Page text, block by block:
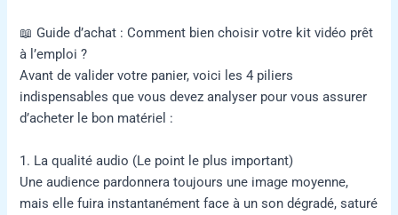
📖 Guide d’achat : Comment bien choisir votre kit vidéo prêt
à l’emploi ?
Avant de valider votre panier, voici les 4 piliers
indispensables que vous devez analyser pour vous assurer
d’acheter le bon matériel :
1. La qualité audio (Le point le plus important)
Une audience pardonnera toujours une image moyenne,
mais elle fuira instantanément face à un son dégradé, saturé